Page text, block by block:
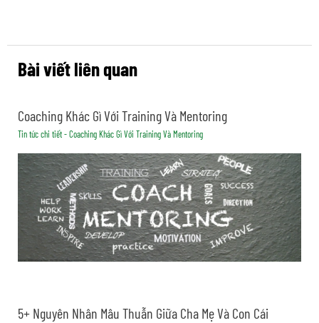
Bài viết liên quan
Coaching Khác Gì Với Training Và Mentoring
Tin tức chi tiết - Coaching Khác Gì Với Training Và Mentoring
5+ Nguyên Nhân Mâu Thuẫn Giữa Cha Mẹ Và Con Cái